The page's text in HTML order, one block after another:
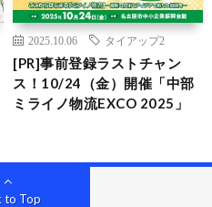
2025.10.06 タイアップ2
[PR]事前登録ラストチャン
ス！10/24（金）開催「中部
ミライノ物流EXCO 2025」
to Top